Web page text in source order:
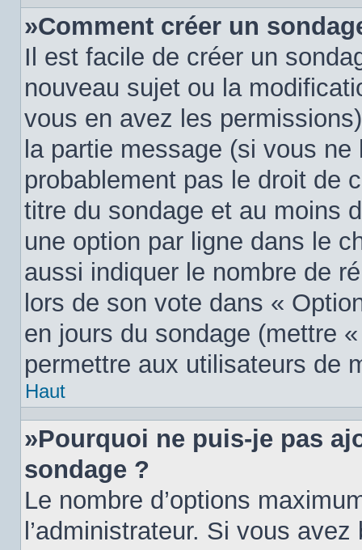
»Comment créer un
Il est facile de créer un
nouveau sujet ou la
vous en avez les
la partie message (si vous
probablement pas le droit de
titre du sondage et au moins
une option par ligne dans le
aussi indiquer le nombre de
lors de son vote dans «
en jours du sondage (mettre
permettre aux utilisateurs de
Haut
»Pourquoi ne puis-je pas
sondage ?
Le nombre d’options
l’administrateur. Si vous